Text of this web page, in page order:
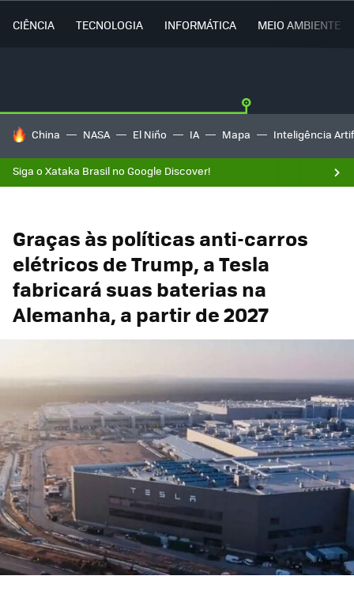
CIÊNCIA TECNOLOGIA INFORMÁTICA MEIO AMBIENTE
TENDÊNCIAS DO DIA
China NASA El Niño IA Mapa Inteligência
Siga o Xataka Brasil no Google Discover!
Graças às políticas anti-carros
elétricos de Trump, a Tesla
fabricará suas baterias na
Alemanha, a partir de 2027